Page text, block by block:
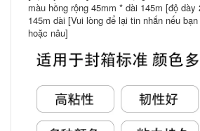
màu hồng rộng 45mm * dài 145m [độ
145m dài [Vui lòng để lại tin nhắn nếu
hoặc nâu]